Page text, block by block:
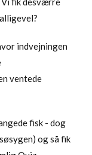
indvejningen
ventede
fisk - dog
og så fik